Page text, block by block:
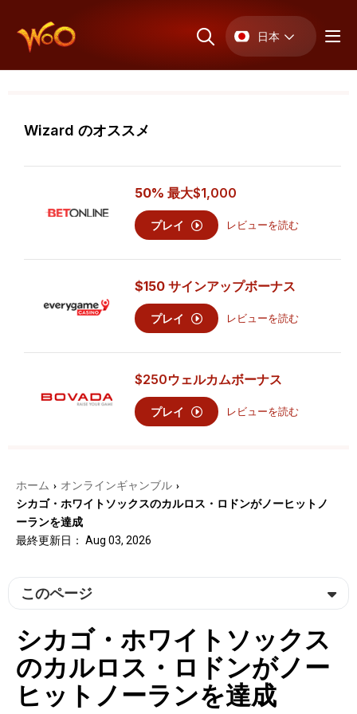
日本
Wizard のオススメ
50% 最大$1,000
プレイ レビューを読む
$150 サインアップボーナス
プレイ レビューを読む
$250ウェルカムボーナス
プレイ レビューを読む
ホーム › オンラインギャンブル ›
シカゴ・ホワイトソックスのカルロス・ロドンがノーヒットノ
ーランを達成
最終更新日： Aug 03, 2026
このページ
シカゴ・ホワイトソックス
のカルロス・ロドンがノー
ヒットノーランを達成